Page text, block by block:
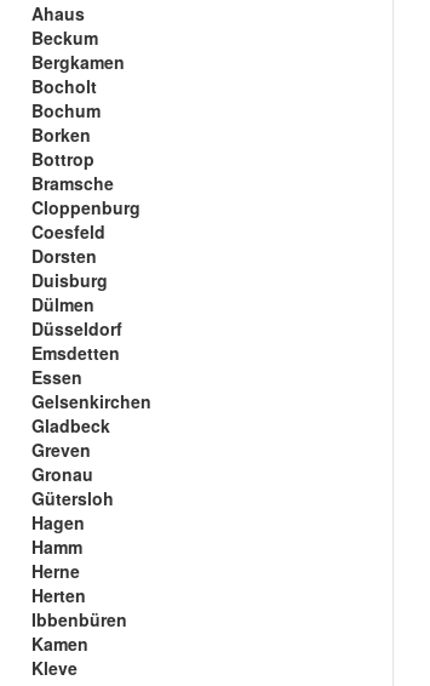
Ahaus
Beckum
Bergkamen
Bocholt
Bochum
Borken
Bottrop
Bramsche
Cloppenburg
Coesfeld
Dorsten
Duisburg
Dülmen
Düsseldorf
Emsdetten
Essen
Gelsenkirchen
Gladbeck
Greven
Gronau
Gütersloh
Hagen
Hamm
Herne
Herten
Ibbenbüren
Kamen
Kleve